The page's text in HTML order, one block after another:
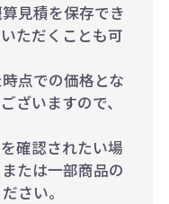
見積を保存でき
ただくことも可
点での価格とな
ざいますので、
確認されたい場
たは一部商品の
さい。